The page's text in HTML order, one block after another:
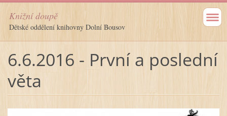
Knižní doupě
Dětské oddělení knihovny Dolní Bousov
6.6.2016 - První a poslední
věta